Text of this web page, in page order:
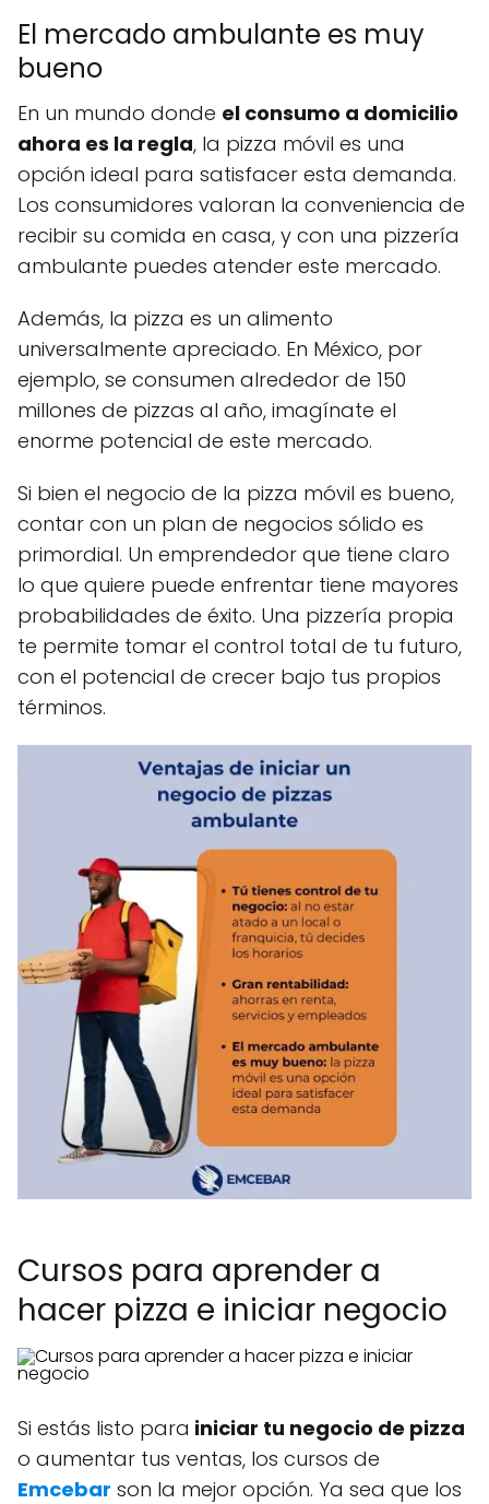
El mercado ambulante es muy
bueno
En un mundo donde el consumo a domicilio
ahora es la regla, la pizza móvil es una
opción ideal para satisfacer esta demanda.
Los consumidores valoran la conveniencia de
recibir su comida en casa, y con una pizzería
ambulante puedes atender este mercado.
Además, la pizza es un alimento
universalmente apreciado. En México, por
ejemplo, se consumen alrededor de 150
millones de pizzas al año, imagínate el
enorme potencial de este mercado.
Si bien el negocio de la pizza móvil es bueno,
contar con un plan de negocios sólido es
primordial. Un emprendedor que tiene claro
lo que quiere puede enfrentar tiene mayores
probabilidades de éxito. Una pizzería propia
te permite tomar el control total de tu futuro,
con el potencial de crecer bajo tus propios
términos.
Cursos para aprender a
hacer pizza e iniciar negocio
Si estás listo para iniciar tu negocio de pizza
o aumentar tus ventas, los cursos de
Emcebar son la mejor opción. Ya sea que los